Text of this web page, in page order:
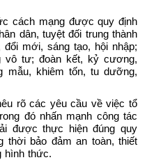
cách mạng được quy định
dân, tuyệt đối trung thành
mới, sáng tạo, hội nhập;
vô tư; đoàn kết, kỷ cương,
mẫu, khiêm tốn, tu dưỡng,
rõ các yêu cầu về việc tổ
đó nhấn mạnh công tác
được thực hiện đúng quy
thời bảo đảm an toàn, thiết
hình thức.